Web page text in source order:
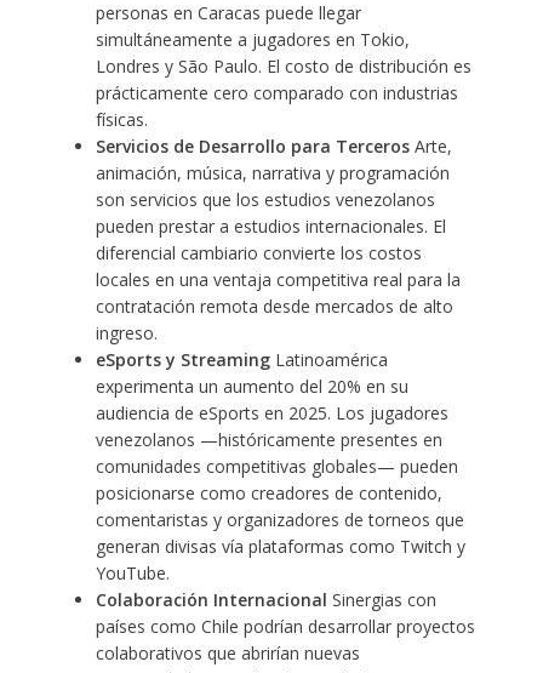
personas en Caracas puede llegar
simultáneamente a jugadores en Tokio,
Londres y São Paulo. El costo de distribución es
prácticamente cero comparado con industrias
físicas.
Servicios de Desarrollo para TercerosArte,
animación, música, narrativa y programación
son servicios que los estudios venezolanos
pueden prestar a estudios internacionales. El
diferencial cambiario convierte los costos
locales en una ventaja competitiva real para la
contratación remota desde mercados de alto
ingreso.
eSports y StreamingLatinoamérica
experimenta un aumento del 20% en su
audiencia de eSports en 2025. Los jugadores
venezolanos —históricamente presentes en
comunidades competitivas globales— pueden
posicionarse como creadores de contenido,
comentaristas y organizadores de torneos que
generan divisas vía plataformas como Twitch y
YouTube.
Colaboración Internacional Sinergias con
países como Chile podrían desarrollar proyectos
colaborativos que abrirían nuevas